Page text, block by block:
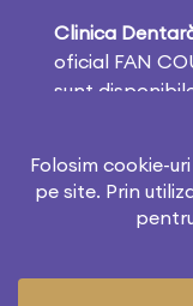
Clinica
oficial FAN
sunt
Copyright © 2026